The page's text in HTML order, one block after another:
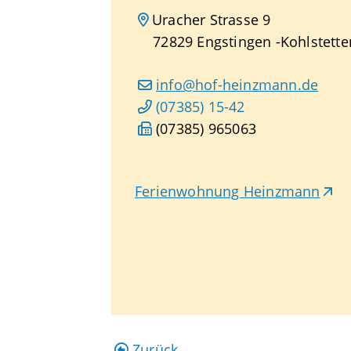
Uracher Strasse 9
72829 Engstingen
info@hof-heinzmann.de
(07385) 15-42
(07385) 965063
Ferienwohnung Heinzmann